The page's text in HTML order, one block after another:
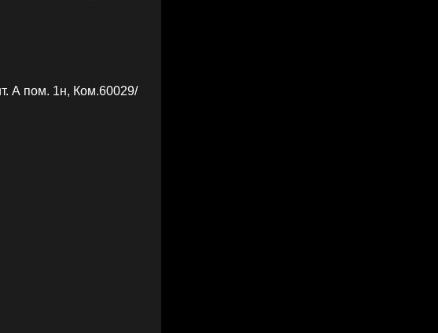
А пом. 1н, Ком.60029/